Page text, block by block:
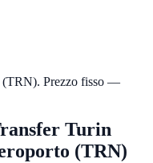
(TRN). Prezzo fisso —
Turin
(TRN)